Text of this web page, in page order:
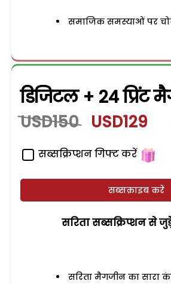
समाजिक समस्याओं पर
डिजिटल + 24 प्रिंट
USD150 USD129
सब्सक्रिप्शन गिफ्ट करें
सब्सक्राइब करें
सरिता सब्सक्रिप्शन से
सरिता मैगजीन का सारा